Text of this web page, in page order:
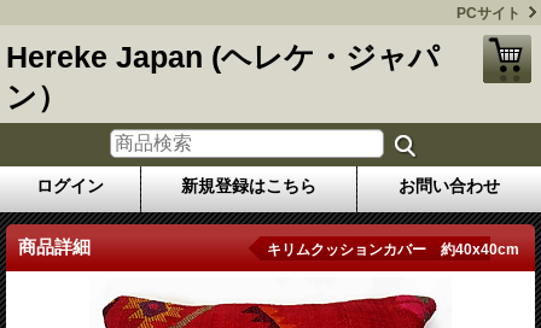
PCサイト
Hereke Japan (ヘレケ・ジャパ
ン）
ログイン 新規登録はこちら お問い合わせ
商品詳細 キリムクッションカバー 約40x40cm